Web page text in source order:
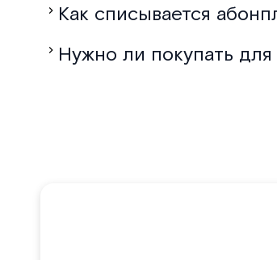
Как списывается
Нужно ли покупать